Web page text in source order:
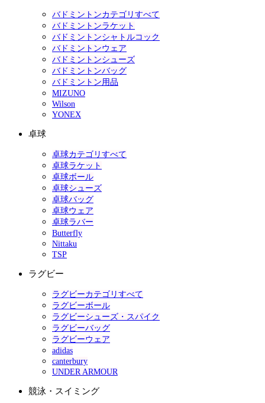
バドミントンカテゴリすべて
バドミントンラケット
バドミントンシャトルコック
バドミントンウェア
バドミントンシューズ
バドミントンバッグ
バドミントン用品
MIZUNO
Wilson
YONEX
卓球
卓球カテゴリすべて
卓球ラケット
卓球ボール
卓球シューズ
卓球バッグ
卓球ウェア
卓球ラバー
Butterfly
Nittaku
TSP
ラグビー
ラグビーカテゴリすべて
ラグビーボール
ラグビーシューズ・スパイク
ラグビーバッグ
ラグビーウェア
adidas
canterbury
UNDER ARMOUR
競泳・スイミング